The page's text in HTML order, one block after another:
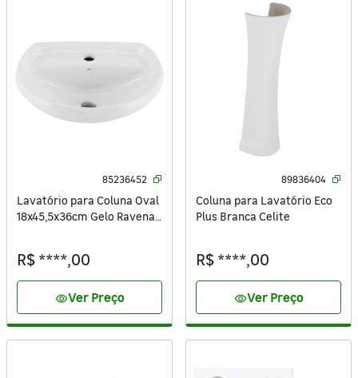
85236452
Lavatório para Coluna Oval
18x45,5x36cm Gelo Ravena
R$ ****,00
visibilityVer Preço
89836404
Coluna para Lavatório Eco
Plus Branca Celite
R$ ****,00
visibilityVer Preço